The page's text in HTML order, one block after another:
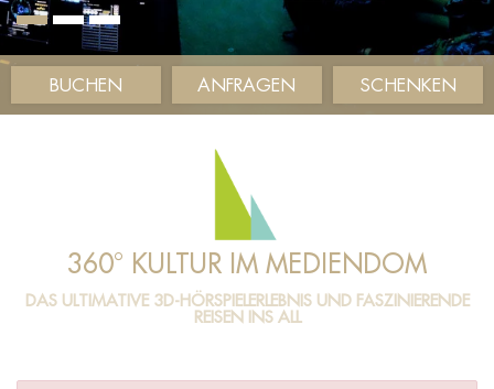
BUCHEN ANFRAGEN SCHENKEN
360° KULTUR IM MEDIENDOM
DAS ULTIMATIVE 3D-HÖRSPIELERLEBNIS UND FASZINIERENDE
REISEN INS ALL